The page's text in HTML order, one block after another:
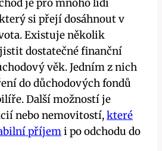
je pro mnoho lidí
si přejí dosáhnout v
Existuje několik
dostatečné finanční
věk. Jedním z nich
do důchodových fondů
Další možností je
nebo nemovitostí,které
příjemi po odchodu do